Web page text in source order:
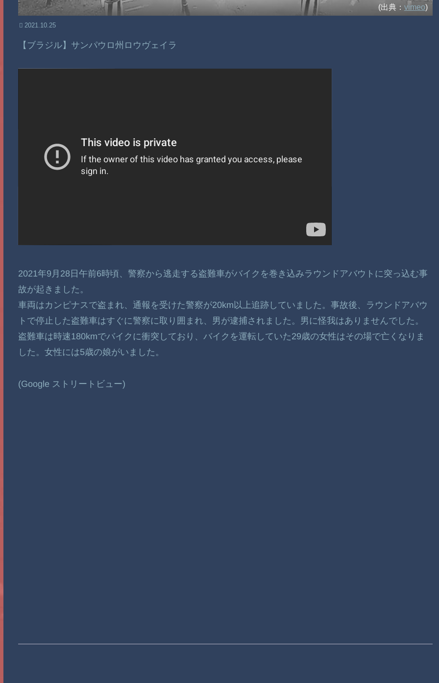
(出典： vimeo)
2021.10.25
【ブラジル】サンパウロ州ロウヴェイラ
2021年9月28日午前6時頃、警察から逃走する盗難車がバイクを巻き込みラウンドアバウトに突っ込む事
故が起きました。
車両はカンピナスで盗まれ、通報を受けた警察が20km以上追跡していました。事故後、ラウンドアバウ
トで停止した盗難車はすぐに警察に取り囲まれ、男が逮捕されました。男に怪我はありませんでした。
盗難車は時速180kmでバイクに衝突しており、バイクを運転していた29歳の女性はその場で亡くなりま
した。女性には5歳の娘がいました。
(Google ストリートビュー)